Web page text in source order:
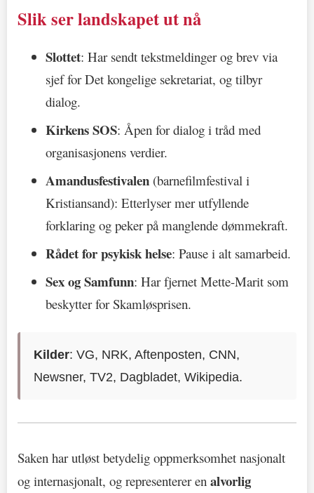
Slik ser landskapet ut nå
Slottet: Har sendt tekstmeldinger og brev via
sjef for Det kongelige sekretariat, og tilbyr
dialog.
Kirkens SOS: Åpen for dialog i tråd med
organisasjonens verdier.
Amandusfestivalen (barnefilmfestival i
Kristiansand): Etterlyser mer utfyllende
forklaring og peker på manglende dømmekraft.
Rådet for psykisk helse: Pause i alt samarbeid.
Sex og Samfunn: Har fjernet Mette-Marit som
beskytter for Skamløsprisen.
Kilder: VG, NRK, Aftenposten, CNN,
Newsner, TV2, Dagbladet, Wikipedia.
Saken har utløst betydelig oppmerksomhet nasjonalt
og internasjonalt, og representerer en alvorlig